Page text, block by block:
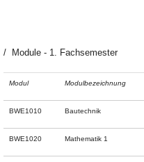
Module - 1. Fachsemester
Modul Modulbezeichnung
BWE1010 Bautechnik
BWE1020 Mathematik 1